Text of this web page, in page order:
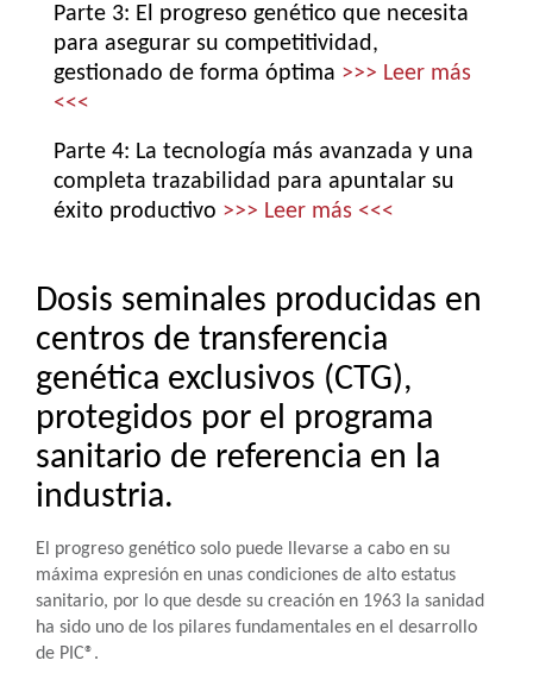
Parte 3: El progreso genético que necesita
para asegurar su competitividad,
gestionado de forma óptima >>> Leer más
<<<
Parte 4: La tecnología más avanzada y una
completa trazabilidad para apuntalar su
éxito productivo >>> Leer más <<<
Dosis seminales producidas en
centros de transferencia
genética exclusivos (CTG),
protegidos por el programa
sanitario de referencia en la
industria.
El progreso genético solo puede llevarse a cabo en su
máxima expresión en unas condiciones de alto estatus
sanitario, por lo que desde su creación en 1963 la sanidad
ha sido uno de los pilares fundamentales en el desarrollo
de PIC®.